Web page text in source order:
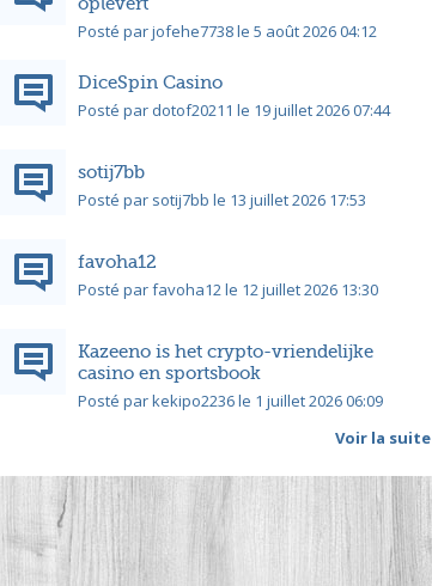
Posté par jofehe7738 le 5 août 2026 04:12
DiceSpin Casino
Posté par dotof20211 le 19 juillet 2026 07:44
sotij7bb
Posté par sotij7bb le 13 juillet 2026 17:53
favoha12
Posté par favoha12 le 12 juillet 2026 13:30
Kazeeno is het crypto-vriendelijke
casino en sportsbook
Posté par kekipo2236 le 1 juillet 2026 06:09
Voir la suite